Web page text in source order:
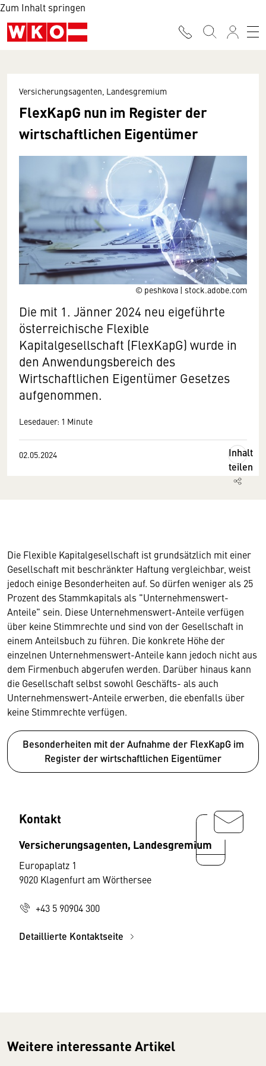
Zum Inhalt springen
© peshkova | stock.adobe.com
Versicherungsagenten, Landesgremium
FlexKapG nun im Register der
wirtschaftlichen Eigentümer
Die mit 1. Jänner 2024 neu eigeführte
österreichische Flexible
Kapitalgesellschaft (FlexKapG) wurde in
den Anwendungsbereich des
Wirtschaftlichen Eigentümer Gesetzes
aufgenommen.
Lesedauer: 1 Minute
02.05.2024
Inhalt
teilen
Die Flexible Kapitalgesellschaft ist grundsätzlich mit einer
Gesellschaft mit beschränkter Haftung vergleichbar, weist
jedoch einige Besonderheiten auf. So dürfen weniger als 25
Prozent des Stammkapitals als "Unternehmenswert-
Anteile" sein. Diese Unternehmenswert-Anteile verfügen
über keine Stimmrechte und sind von der Gesellschaft in
einem Anteilsbuch zu führen. Die konkrete Höhe der
einzelnen Unternehmenswert-Anteile kann jedoch nicht aus
dem Firmenbuch abgerufen werden. Darüber hinaus kann
die Gesellschaft selbst sowohl Geschäfts- als auch
Unternehmenswert-Anteile erwerben, die ebenfalls über
keine Stimmrechte verfügen.
Besonderheiten mit der Aufnahme der FlexKapG im
Register der wirtschaftlichen Eigentümer
Kontakt
Versicherungsagenten, Landesgremium
Europaplatz 1
9020 Klagenfurt am Wörthersee
+43 5 90904 300
Detaillierte Kontaktseite
Weitere interessante Artikel